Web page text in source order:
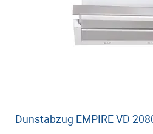
Dunstabzug EMPIRE VD